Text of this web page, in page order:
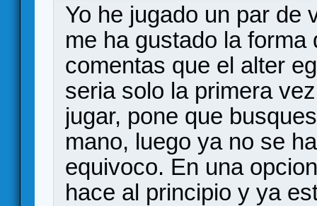
Yo he jugado un par de
me ha gustado la forma
comentas que el alter
seria solo la primera
jugar, pone que
mano, luego ya no se
equivoco. En una
hace al principio y ya